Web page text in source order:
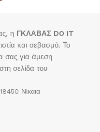
η ΓΚΛΑΒΑΣ DO IT
και σεβασμό. Το
σας για άμεση
σελίδα του
Νίκαια